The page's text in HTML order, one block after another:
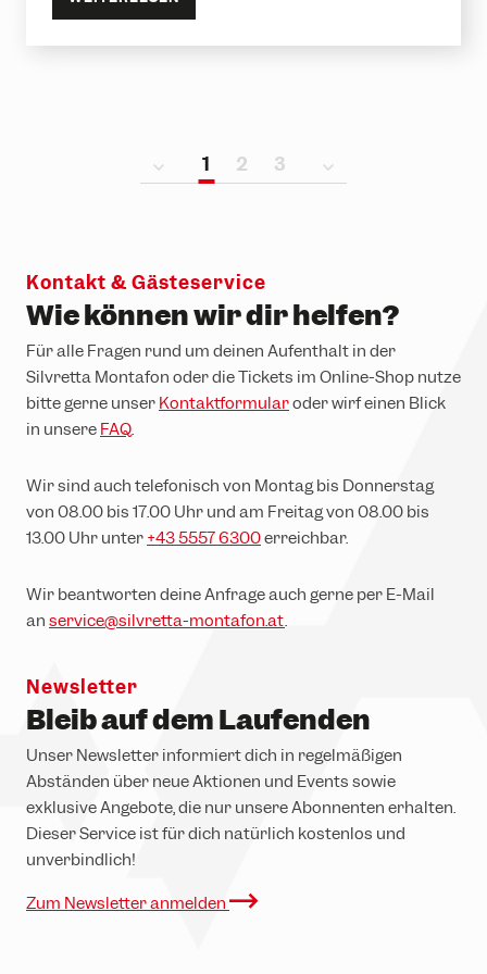
1 2 3
Kontakt & Gästeservice
Wie können wir dir helfen?
Für alle Fragen rund um deinen Aufenthalt in der
Silvretta Montafon oder die Tickets im Online-Shop nutze
bitte gerne unser Kontaktformularoder wirf einen Blick
in unsere FAQ.
Wir sind auch telefonisch von Montag bis Donnerstag
von 08.00 bis 17.00 Uhr und am Freitag von 08.00 bis
13.00 Uhr unter +43 5557 6300erreichbar.
Wir beantworten deine Anfrage auch gerne per E-Mail
an service@silvretta-montafon.at.
Newsletter
Bleib auf dem Laufenden
Unser Newsletter informiert dich in regelmäßigen
Abständen über neue Aktionen und Events sowie
exklusive Angebote, die nur unsere Abonnenten erhalten.
Dieser Service ist für dich natürlich kostenlos und
unverbindlich!
Zum Newsletter anmelden